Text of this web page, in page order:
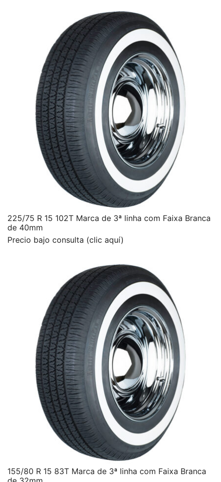
225/75 R 15 102T Marca de 3ª linha com Faixa Branca
de 40mm
Precio bajo consulta (clic aquí)
155/80 R 15 83T Marca de 3ª linha com Faixa Branca